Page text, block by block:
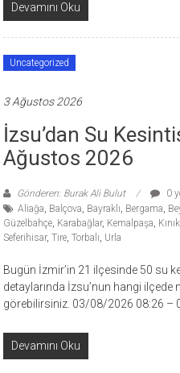
Devamını Oku
Uncategorized
3 Ağustos 2026
İzsu’dan Su
Ağustos 2026
Gönderen: Burak Ali Bulut
0
Aliağa, Balçova, Bayraklı, Bergama,
Güzelbahçe, Karabağlar, Kemalpaşa, Kınık
Seferihisar,Tire,Torbalı, Urla
Bugün İzmir’in 21 ilçesinde 50 su
detaylarında İzsu’nun hangi ilçede
görebilirsiniz. 03/08/2026 08:26 –
Devamını Oku